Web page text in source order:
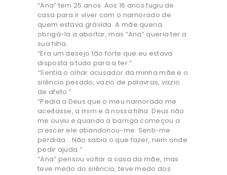
“Ana” tem 25 anos. Aos 16 anos fugiu de
casa para ir viver com o namorado de
quem estava grávida. A mãe queria
obrigá-la a abortar, mas “Ana” queria ter a
sua filha.
“Era um desejo tão forte que eu estava
disposta a tudo para a ter.”
“Sentia o olhar acusador da minha mãe e o
silêncio pesado, vazio de palavras, vazio
de afeto.”
“Pedia a Deus que o meu namorado me
aceitasse, a mim e à nossa filha. Deus não
me ouviu e quando a barriga começou a
crescer ele abandonou-me. Senti-me
perdida… Não sabia o que fazer, nem onde
pedir ajuda.”
“Ana” pensou voltar a casa da mãe, mas
teve medo do silêncio, teve medo dos